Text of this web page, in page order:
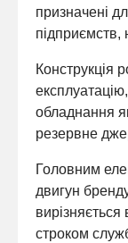
призначені
підприємств,
Конструкція
обладнання
резервне
Головним
двигун
строком